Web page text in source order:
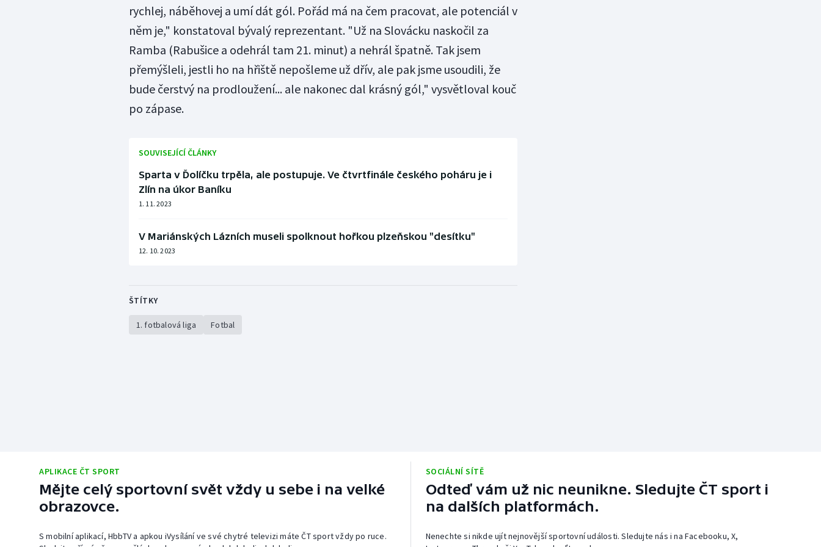
rychlej, náběhovej a umí dát gól. Pořád má na čem pracovat, ale potenciál v
něm je," konstatoval bývalý reprezentant. "Už na Slovácku naskočil za
Ramba (Rabušice a odehrál tam 21. minut) a nehrál špatně. Tak jsem
přemýšleli, jestli ho na hřiště nepošleme už dřív, ale pak jsme usoudili, že
bude čerstvý na prodloužení... ale nakonec dal krásný gól," vysvětloval kouč
po zápase.
SOUVISEJÍCÍ ČLÁNKY
Sparta v Ďolíčku trpěla, ale postupuje. Ve čtvrtfinále českého poháru je i
Zlín na úkor Baníku
1. 11. 2023
V Mariánských Lázních museli spolknout hořkou plzeňskou "desítku"
12. 10. 2023
ŠTÍTKY
1. fotbalová liga Fotbal
APLIKACE ČT SPORT
Mějte celý sportovní svět vždy u sebe i na velké
obrazovce.
S mobilní aplikací, HbbTV a apkou iVysílání ve své chytré televizi máte ČT sport vždy po ruce.
SOCIÁLNÍ SÍTĚ
Odteď vám už nic neunikne. Sledujte ČT sport i
na dalších platformách.
Nenechte si nikde ujít nejnovější sportovní události. Sledujte nás i na Facebooku, X,